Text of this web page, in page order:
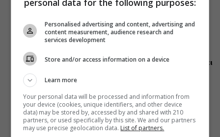
07 Αυγούστου 2026
Ιγνάτιος: «Η
Παναγία μας
ταπείνωσης και
Personalised advertising and content, advertising and
content measurement, audience research and
services development
Store and/or access information on a device
Learn more
Your personal data will be processed and information from
your device (cookies, unique identifiers, and other device
data) may be stored by, accessed by and shared with 210
partners, or used specifically by this site. We and our partners
may use precise geolocation data. List of partners.